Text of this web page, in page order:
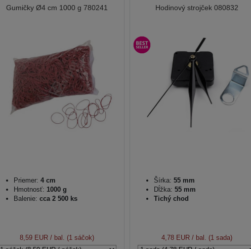
Gumičky Ø4 cm 1000 g 780241
Priemer: 4 cm
Hmotnosť: 1000 g
Balenie: cca 2 500 ks
8,59 EUR/ bal. (1 sáčok)
Hodinový strojček 080832
Šírka: 55 mm
Dĺžka: 55 mm
Tichý chod
4,78 EUR / bal. (1 sada)